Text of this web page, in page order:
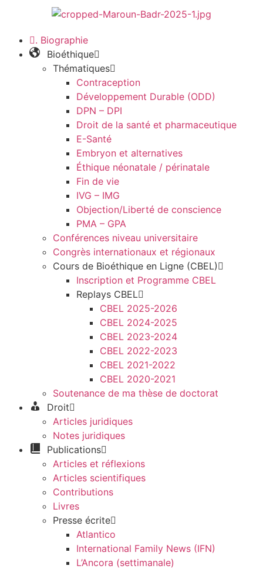
. Biographie
Bioéthique
Thématiques
Contraception
Développement Durable (ODD)
DPN – DPI
Droit de la santé et pharmaceutique
E-Santé
Embryon et alternatives
Éthique néonatale / périnatale
Fin de vie
IVG – IMG
Objection/Liberté de conscience
PMA – GPA
Conférences niveau universitaire
Congrès internationaux et régionaux
Cours de Bioéthique en Ligne (CBEL)
Inscription et Programme CBEL
Replays CBEL
CBEL 2025-2026
CBEL 2024-2025
CBEL 2023-2024
CBEL 2022-2023
CBEL 2021-2022
CBEL 2020-2021
Soutenance de ma thèse de doctorat
Droit
Articles juridiques
Notes juridiques
Publications
Articles et réflexions
Articles scientifiques
Contributions
Livres
Presse écrite
Atlantico
International Family News (IFN)
L’Ancora (settimanale)